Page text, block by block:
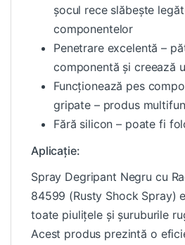
șocul rece slăbește
componentelor
Penetrare excelentă –
componentă și creează
Funcționează pes
gripate – produs
Fără silicon – poate fi
Aplicație:
Spray Degripant Negru cu
84599 (Rusty Shock Spray)
toate piulițele și șuruburile
Acest produs prezintă o